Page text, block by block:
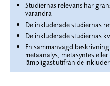
Studiernas relevans har
varandra
De inkluderade studiernas
De inkluderade studiernas
En sammanvägd
metaanalys, metasyntes
lämpligast utifrån de